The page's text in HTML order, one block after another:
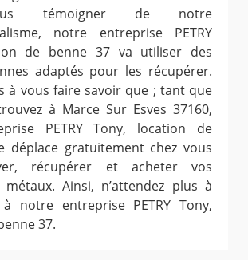
témoigner de notre
notre entreprise PETRY
de benne 37 va utiliser des
adaptés pour les récupérer.
à vous faire savoir que ; tant que
à Marce Sur Esves 37160,
PETRY Tony, location de
déplace gratuitement chez vous
récupérer et acheter vos
Ainsi, n’attendez plus à
notre entreprise PETRY Tony,
37.